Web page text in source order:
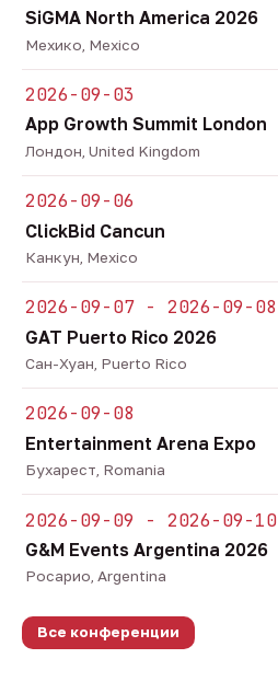
SiGMA North America 2026
Мехико, Mexico
2026-09-03
App Growth Summit London
Лондон, United Kingdom
2026-09-06
ClickBid Cancun
Канкун, Mexico
2026-09-07 - 2026-09-08
GAT Puerto Rico 2026
Сан-Хуан, Puerto Rico
2026-09-08
Entertainment Arena Expo
Бухарест, Romania
2026-09-09 - 2026-09-10
G&M Events Argentina 2026
Росарио, Argentina
Все конференции